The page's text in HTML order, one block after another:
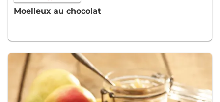
Moelleux au chocolat